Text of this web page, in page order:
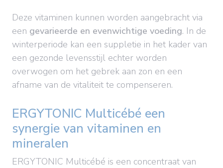
Deze vitaminen kunnen worden aangebracht via
een gevarieerde en evenwichtige voeding. In de
winterperiode kan een suppletie in het kader van
een gezonde levensstijl echter worden
overwogen om het gebrek aan zon en een
afname van de vitaliteit te compenseren.
ERGYTONIC Multicébé een
synergie van vitaminen en
mineralen
ERGYTONIC Multicébé is een concentraat van